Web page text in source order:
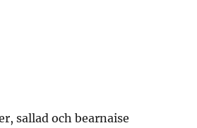
sallad och bearnaise